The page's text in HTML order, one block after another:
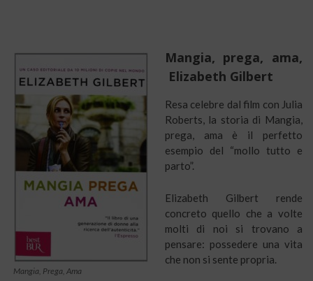
Mangia, Prega, Ama
Mangia, prega, ama,
Elizabeth Gilbert
Resa celebre dal film con Julia
Roberts, la storia di Mangia,
prega, ama è il perfetto
esempio del “mollo tutto e
parto”.
Elizabeth Gilbert rende
concreto quello che a volte
molti di noi si trovano a
pensare: possedere una vita
che non si sente propria.